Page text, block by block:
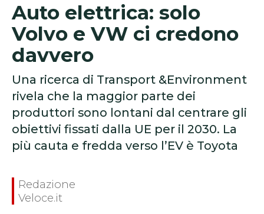
Auto elettrica: solo
Volvo e VW ci credono
davvero
Una ricerca di Transport &Environment
rivela che la maggior parte dei
produttori sono lontani dal centrare gli
obiettivi fissati dalla UE per il 2030. La
più cauta e fredda verso l’EV è Toyota
Redazione
Veloce.it